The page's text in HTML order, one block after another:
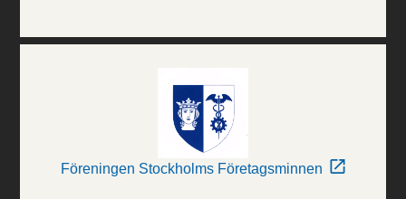
Föreningen Stockholms Företagsminnen